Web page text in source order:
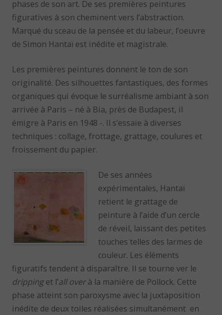
phases de son art. De ses premières peintures
figuratives à son cheminent vers l’abstraction.
Marqué du sceau de la pensée et du labeur, l’oeuvre
de Simon Hantaï est inédite et magistrale.
Les premières peintures donnent le ton de son
originalité. Des silhouettes fantastiques, des formes
organiques qui évoque le surréalisme ambiant à son
arrivée à Paris – né à Bia, près de Budapest, il
émigre à Paris en 1948 -. Il s’essaie à diverses
techniques : collage, frottage, grattage, coulures et
froissement du papier.
De ses années
expérimentales, Hantaï
retient le grattage de
peinture à l’aide d’un cercle
de réveil, laissant des petites
touches telles des larmes de
couleur. Les éléments
figuratifs tendent à disparaître. Il se tourne ver le
drippinget l’all overà la manière de Pollock. Cette
phase atteint son paroxysme avec la juxtaposition
inédite de deux toiles réalisées simultanément en